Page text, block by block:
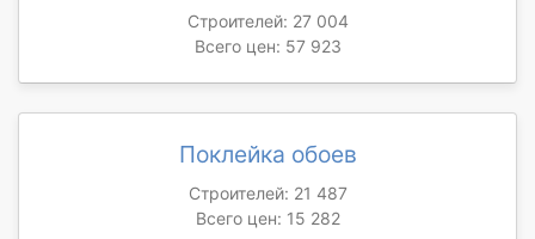
Строителей: 27 004
Всего цен: 57 923
Поклейка обоев
Строителей: 21 487
Всего цен: 15 282